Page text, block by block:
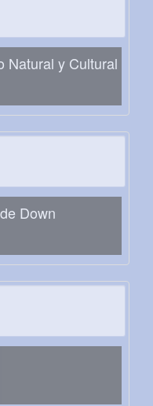
Natural y Cultural
Down